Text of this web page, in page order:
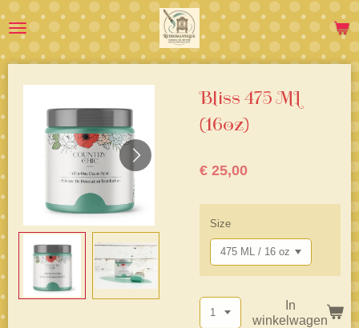
direct
naar
Bliss 475 ML
(16oz)
€ 25,00
Size
In
winkelwagen